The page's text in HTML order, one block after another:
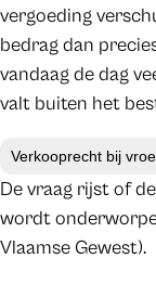
vergoeding
bedrag dan
vandaag de dag
valt buiten het
Verkooprecht bij
De vraag rijst of
wordt
Vlaamse Gewest).